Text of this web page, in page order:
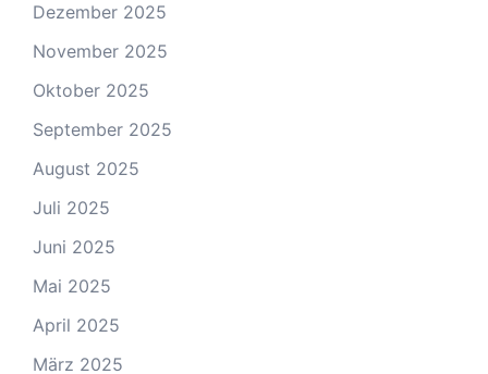
Dezember 2025
November 2025
Oktober 2025
September 2025
August 2025
Juli 2025
Juni 2025
Mai 2025
April 2025
März 2025